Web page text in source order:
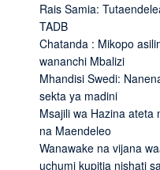
Rais Samia:
TADB
Chatanda : Mikopo
wananchi Mbalizi
Mhandisi Swedi:
sekta ya madini
Msajili wa Hazina ateta
na Maendeleo
Wanawake na vijana
uchumi kupitia nishati